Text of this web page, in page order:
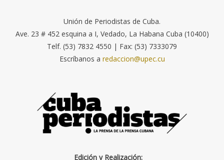
Unión de Periodistas de Cuba.
Ave. 23 # 452 esquina a I, Vedado, La Habana Cuba (10400)
Telf. (53) 7832 4550 | Fax: (53) 7333079
Escríbanos a redaccion@upec.cu
Edición y Realización: